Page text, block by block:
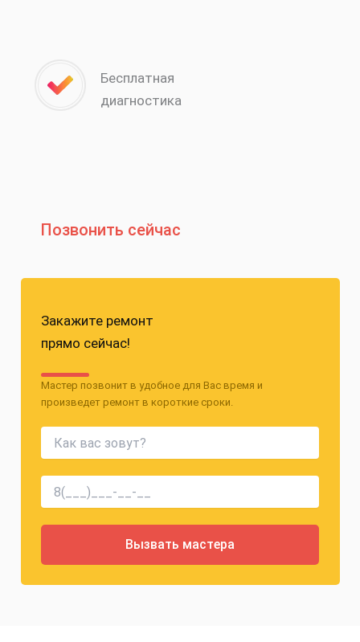
Бесплатная
диагностика
Позвонить сейчас
Закажите ремонт
прямо сейчас!
Мастер позвонит в удобное для Вас время и
произведет ремонт в короткие сроки.